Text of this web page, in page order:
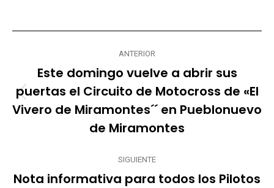
Navegación
entre
publicaciones
ANTERIOR
Publicación
anterior:
Este domingo vuelve a abrir sus
puertas el Circuito de Motocross de «El
Vivero de Miramontes´´ en Pueblonuevo
de Miramontes
SIGUIENTE
Nota informativa para todos los Pilotos